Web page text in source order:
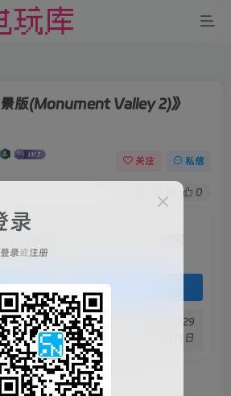
版(Monument Valley 2)》
关注 私信
0
(Monument Valley 2)》[v3.9.529]
录后查看
登录查看
v3.9.529
2025年4月19日
录
录或注册